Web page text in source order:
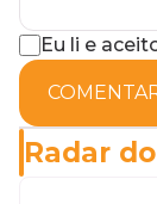
Eu li e
Radar